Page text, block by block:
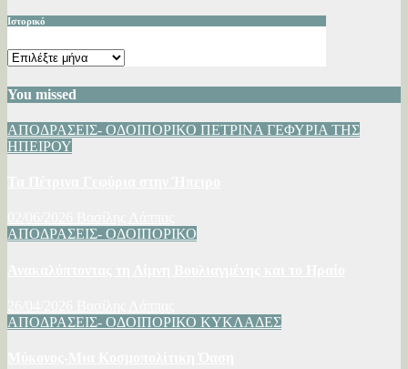
Ιστορικό
Ιστορικό
You missed
ΑΠΟΔΡΑΣΕΙΣ- ΟΔΟΙΠΟΡΙΚΟ ΠΕΤΡΙΝΑ ΓΕΦΥΡΙΑ ΤΗΣ
ΗΠΕΙΡΟΥ
ΑΠΟΔΡΑΣΕΙΣ- ΟΔΟΙΠΟΡΙΚΟ
ΑΠΟΔΡΑΣΕΙΣ- ΟΔΟΙΠΟΡΙΚΟ ΚΥΚΛΑΔΕΣ